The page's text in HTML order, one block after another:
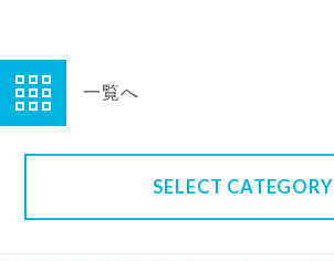
一覧へ
SELECT CATEGORY